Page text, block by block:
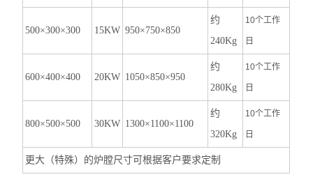
500×300×300 15KW 950×750×850
约
240Kg
10个工作
日
600×400×400 20KW 1050×850×950
约
280Kg
10个工作
日
800×500×500 30KW 1300×1100×1100
约
320Kg
10个工作
日
更大（特殊）的炉膛尺寸可根据客户要求定制